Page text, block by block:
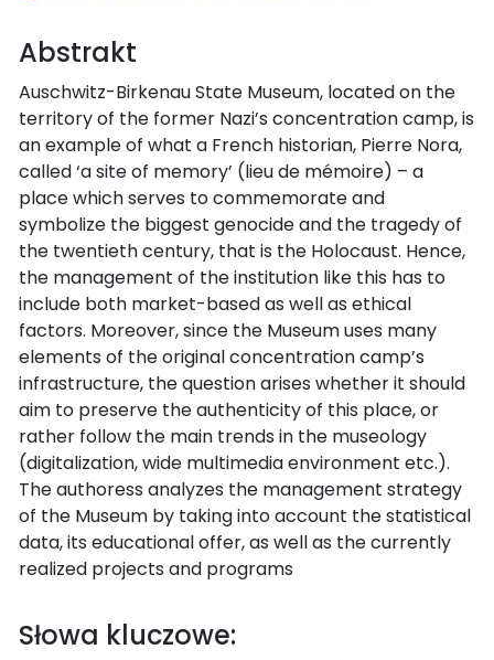
Abstrakt
Auschwitz-Birkenau State Museum, located on the
territory of the former Nazi’s concentration camp, is
an example of what a French historian, Pierre Nora,
called ‘a site of memory’ (lieu de mémoire) – a
place which serves to commemorate and
symbolize the biggest genocide and the tragedy of
the twentieth century, that is the Holocaust. Hence,
the management of the institution like this has to
include both market-based as well as ethical
factors. Moreover, since the Museum uses many
elements of the original concentration camp’s
infrastructure, the question arises whether it should
aim to preserve the authenticity of this place, or
rather follow the main trends in the museology
(digitalization, wide multimedia environment etc.).
The authoress analyzes the management strategy
of the Museum by taking into account the statistical
data, its educational offer, as well as the currently
realized projects and programs
Słowa kluczowe: